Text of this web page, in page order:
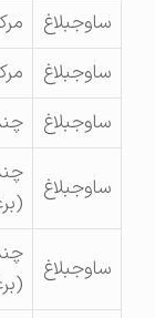
ساوجبلاغ
مرکزی
ساوجبلاغ
مرکزی
ساوجبلاغ
چندار
ساوجبلاغ
چندار
(برغان)
ساوجبلاغ
چندار
(برغان)